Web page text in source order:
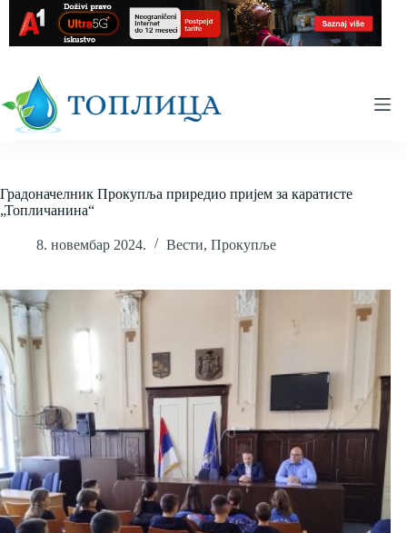
content
Градоначелник Прокупља приредио пријем за каратисте
„Топличанина“
8. новембар 2024. Вести, Прокупље